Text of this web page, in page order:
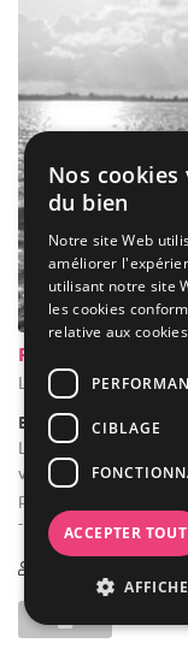
Presqu'île Croisière
Langon - Gironde (33)
Bateau / Naviguant
Location de salle
vous souhaitez
prestation en
- Choix de ...
Nos
du bien
Notre site Web
améliorer
utilisant notre site
les cookies
relative aux
CIBLAGE
ACCEPTER TOUT